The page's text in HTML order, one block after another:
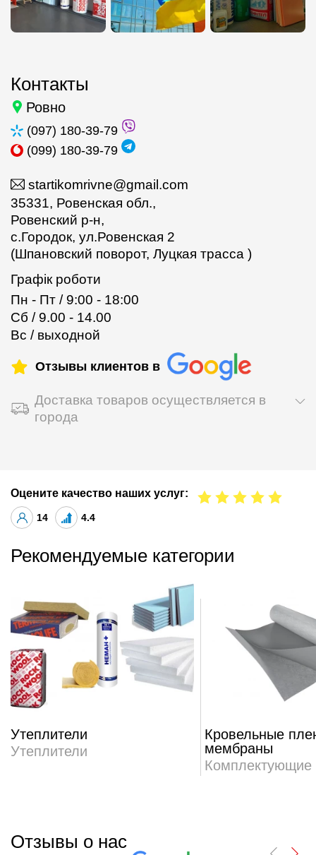
Контакты
Ровно
(097) 180-39-79
(099) 180-39-79
startikomrivne@gmail.com
35331, Ровенская обл.,
Ровенский р-н,
с.Городок, ул.Ровенская 2
(Шпановский поворот, Луцкая трасса )
Графік роботи
Пн - Пт / 9:00 - 18:00
Сб / 9.00 - 14.00
Вс / выходной
Отзывы клиентов в
Доставка товаров осуществляется в
города
Оцените качество наших услуг:
14 4.4
Рекомендуемые категории
Утеплители
Утеплители
Кровельные
мембраны
Комплектующие
Отзывы о нас